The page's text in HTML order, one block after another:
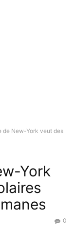
de New-York veut des
York
0